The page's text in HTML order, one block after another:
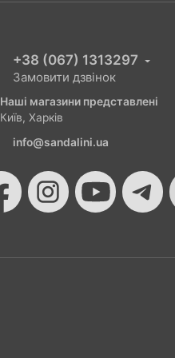
+38 (067) 1313297
Замовити дзвінок
Наші магазини представлені
Київ, Харків
info@sandalini.ua